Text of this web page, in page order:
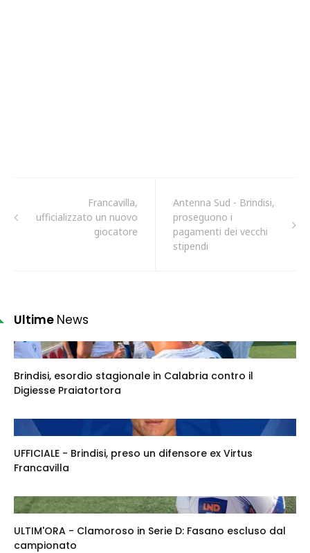
Francavilla,
ufficializzato un nuovo
giocatore
Antenna Sud - Brindisi,
proseguono i
pagamenti dei vecchi
stipendi
Ultime News
Brindisi, esordio stagionale in Calabria contro il
Digiesse Praiatortora
UFFICIALE - Brindisi, preso un difensore ex Virtus
Francavilla
ULTIM'ORA - Clamoroso in Serie D: Fasano escluso dal
campionato